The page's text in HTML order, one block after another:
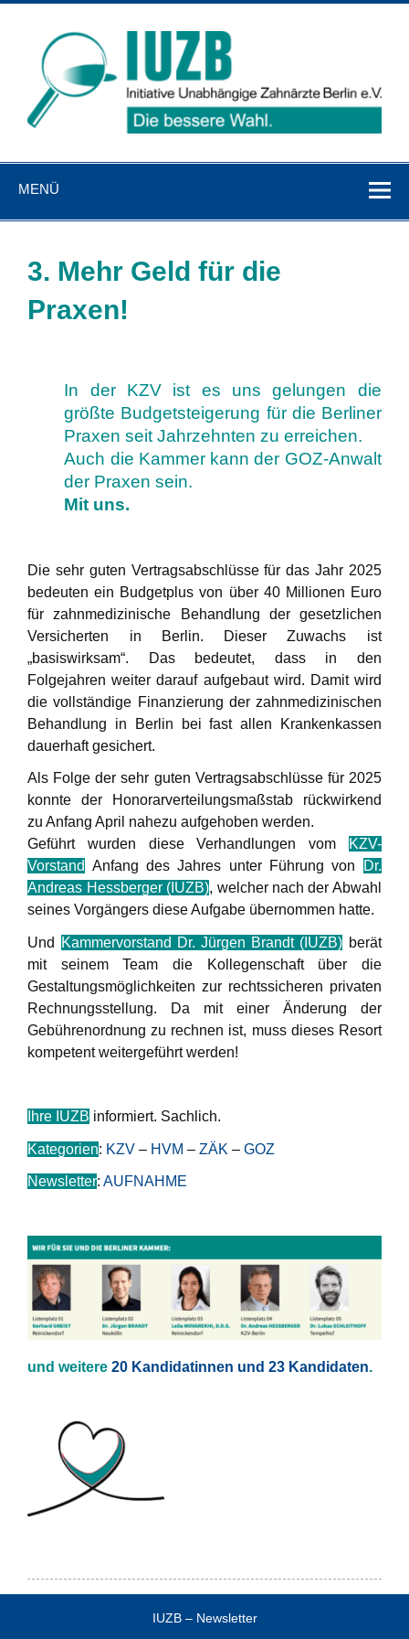
Zum
MENÜ
3. Mehr Geld für die
Praxen!
In der KZV ist es uns gelungen die
größte Budgetsteigerung für die Berliner
Praxen seit Jahrzehnten zu erreichen.
Auch die Kammer kann der GOZ-Anwalt
der Praxen sein.
Mit uns.
Die sehr guten Vertragsabschlüsse für das Jahr 2025
bedeuten ein Budgetplus von über 40 Millionen Euro
für zahnmedizinische Behandlung der gesetzlichen
Versicherten in Berlin. Dieser Zuwachs ist
„basiswirksam“. Das bedeutet, dass in den
Folgejahren weiter darauf aufgebaut wird. Damit wird
die vollständige Finanzierung der zahnmedizinischen
Behandlung in Berlin bei fast allen Krankenkassen
dauerhaft gesichert.
Als Folge der sehr guten Vertragsabschlüsse für 2025
konnte der Honorarverteilungsmaßstab rückwirkend
zu Anfang April nahezu aufgehoben werden.
Geführt wurden diese Verhandlungen vom
KZV-
Vorstand Anfang des Jahres unter Führung von
Dr.
Andreas Hessberger (IUZB), welcher nach der Abwahl
seines Vorgängers diese Aufgabe übernommen hatte.
Und Kammervorstand Dr. Jürgen Brandt (IUZB) berät
mit seinem Team die Kollegenschaft über die
Gestaltungsmöglichkeiten zur rechtssicheren privaten
Rechnungsstellung. Da mit einer Änderung der
Gebührenordnung zu rechnen ist, muss dieses Resort
kompetent weitergeführt werden!
Ihre IUZB informiert. Sachlich.
Kategorien: KZV – HVM –ZÄK –GOZ
Newsletter:AUFNAHME
und weitere20 Kandidatinnen und 23 Kandidaten.
IUZB – Newsletter